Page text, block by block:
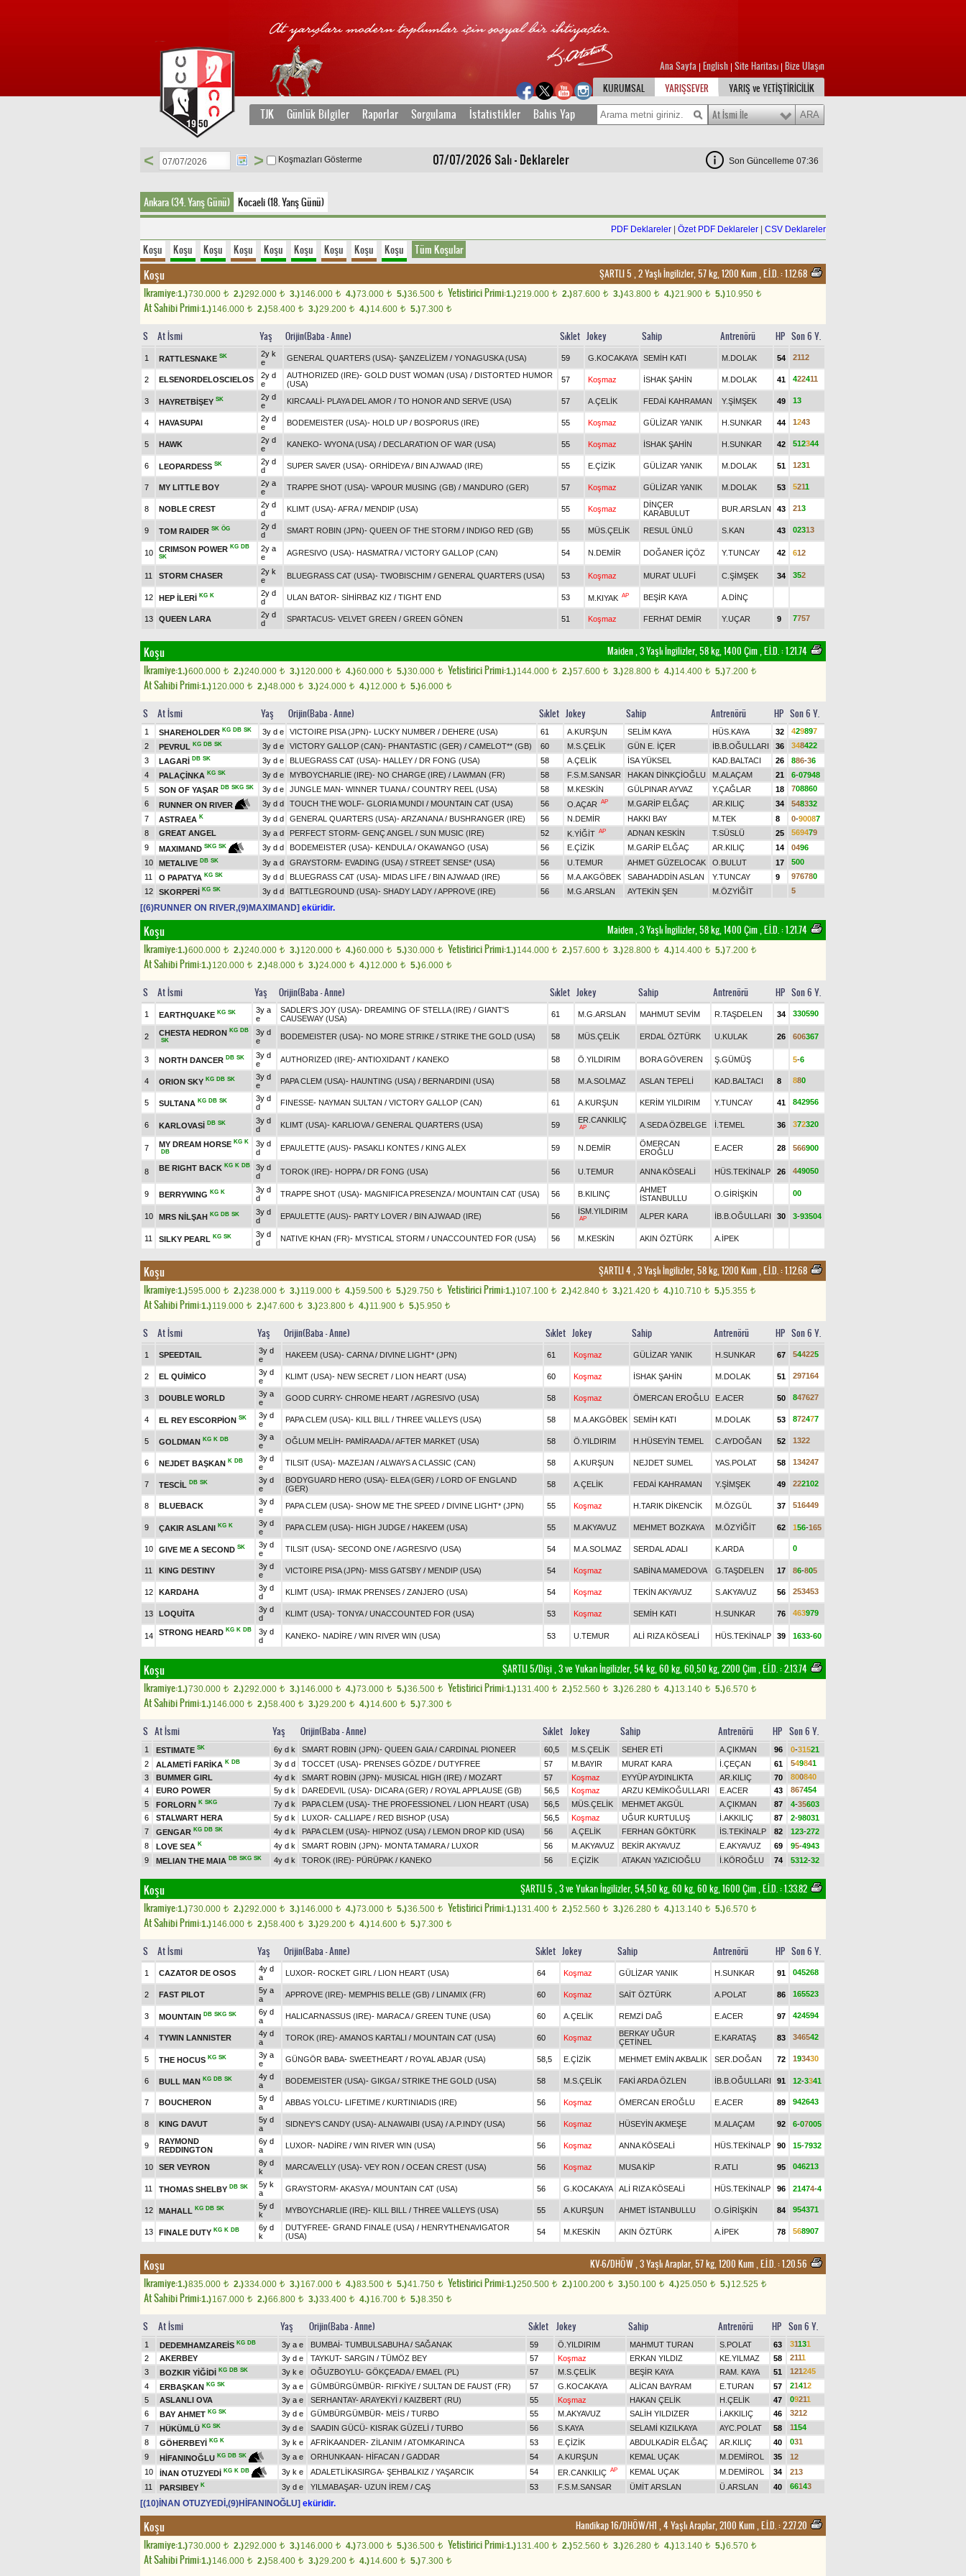
Ana Sayfa English Site Haritası Bize Ulaşın
KURUMSAL
YARIŞSEVER YARIŞ ve YETİŞTİRİCİLİK
TJK Günlük Bilgiler Raporlar Sorgulama İstatistikler Bahis Yap At İsmi İle
07/07/2026 Salı - Deklareler
< > Koşmazları Gösterme Son Güncelleme 07:36
Ankara (34. Yarış Günü) Kocaeli (18. Yarış Günü)
PDF Deklareler Özet PDF Deklareler CSV Deklareler
Koşu Koşu Koşu Koşu Koşu Koşu Koşu Koşu Koşu Tüm Koşular
Koşu ŞARTLI 5 , 2 Yaşlı İngilizler, 57 kg, 1200 Kum,E.İ.D. :1.12.68
Ikramiye:1.)730.000 t 2.)292.000 t 3.)146.000 t 4.)73.000 t 5.)36.500 t Yetistirici Primi:1.)219.000 t 2.)87.600 t 3.)43.800 t 4.)21.900 t 5.)10.950 t
At Sahibi Primi:1.)146.000 t 2.)58.400 t 3.)29.200 t 4.)14.600 t 5.)7.300 t
S At İsmi Yaş Orijin(Baba - Anne) Sıklet Jokey Sahip Antrenörü HP Son 6 Y.
1 RATTLESNAKE SK
2y k
e
GENERAL QUARTERS (USA)- ŞANZELİZEM / YONAGUSKA (USA) 59 G.KOCAKAYA SEMİH KATI M.DOLAK 54 2112
2 ELSENORDELOSCIELOS
2y d
e
AUTHORIZED (IRE)- GOLD DUST WOMAN (USA) / DISTORTED HUMOR
(USA)
57 Koşmaz İSHAK ŞAHİN M.DOLAK 41 422411
3 HAYRETBİŞEY SK
2y d
e
KIRCAALİ- PLAYA DEL AMOR / TO HONOR AND SERVE (USA) 57 A.ÇELİK FEDAİ KAHRAMAN Y.ŞİMŞEK 49 13
4 HAVASUPAI
2y d
e
BODEMEISTER (USA)- HOLD UP / BOSPORUS (IRE) 55 Koşmaz GÜLİZAR YANIK H.SUNKAR 44 1243
5 HAWK
2y d
e
KANEKO- WYONA (USA) / DECLARATION OF WAR (USA) 55 Koşmaz İSHAK ŞAHİN H.SUNKAR 42 512344
6 LEOPARDESS SK
2y d
d
SUPER SAVER (USA)- ORHİDEYA/ BIN AJWAAD (IRE) 55 E.ÇİZİK GÜLİZAR YANIK M.DOLAK 51 1231
7 MY LITTLE BOY
2y a
e
TRAPPE SHOT (USA)- VAPOUR MUSING (GB) / MANDURO (GER) 57 Koşmaz GÜLİZAR YANIK M.DOLAK 53 5211
8 NOBLE CREST
2y d
d
KLIMT (USA)-AFRA/ MENDIP (USA) 55 Koşmaz
DİNÇER
KARABULUT
BUR.ARSLAN 43 213
9 TOM RAIDER SK ÖG
2y d
d
SMART ROBIN (JPN)- QUEEN OF THE STORM / INDIGO RED (GB) 55 MÜS.ÇELİK RESUL ÜNLÜ S.KAN 43 02313
10 CRIMSON POWER KG DB
SK
2y a
e
AGRESIVO (USA)- HASMATRA/ VICTORY GALLOP (CAN) 54 N.DEMİR DOĞANER İÇÖZ Y.TUNCAY 42 612
11 STORM CHASER
2y k
e
BLUEGRASS CAT (USA)- TWOBISCHIM / GENERAL QUARTERS (USA) 53 Koşmaz MURAT ULUFİ C.ŞİMŞEK 34 352
12 HEP İLERİ KG K
2y d
d
ULAN BATOR- SİHİRBAZ KIZ / TIGHT END 53 M.KIYAK AP BEŞİR KAYA A.DİNÇ
13 QUEEN LARA
2y d
d
SPARTACUS- VELVET GREEN / GREEN GÖNEN 51 Koşmaz FERHAT DEMİR Y.UÇAR 9 7757
Koşu Maiden , 3 Yaşlı İngilizler, 58 kg, 1400 Çim,E.İ.D. :1.21.74
Ikramiye:1.)600.000 t 2.)240.000 t 3.)120.000 t 4.)60.000 t 5.)30.000 t Yetistirici Primi:1.)144.000 t 2.)57.600 t 3.)28.800 t 4.)14.400 t 5.)7.200 t
At Sahibi Primi:1.)120.000 t 2.)48.000 t 3.)24.000 t 4.)12.000 t 5.)6.000 t
S At İsmi Yaş Orijin(Baba - Anne) Sıklet Jokey Sahip Antrenörü HP Son 6 Y.
1 SHAREHOLDER KG DB SK 3y d e VICTOIRE PISA (JPN)- LUCKY NUMBER / DEHERE (USA) 61 A.KURŞUN SELİM KAYA HÜS.KAYA 32 429897
2
PEVRUL KG DB SK 3y d e VICTORY GALLOP (CAN)- PHANTASTIC (GER) / CAMELOT** (GB) 60 M.S.ÇELİK GÜN E. İÇER İB.B.OĞULLARI 36 348422
3
LAGARİ DB SK 3y d e BLUEGRASS CAT (USA)- HALLEY / DR FONG (USA) 58 A.ÇELİK İSA YÜKSEL KAD.BALTACI 26 886-36
4
PALAÇİNKA KG SK 3y d e MYBOYCHARLIE (IRE)- NO CHARGE (IRE) / LAWMAN (FR) 58 F.S.M.SANSAR HAKAN DİNKÇİOĞLU M.ALAÇAM 21 6-07948
5
SON OF YAŞAR DB SKG SK 3y d e JUNGLE MAN- WINNER TUANA/ COUNTRY REEL (USA) 58 M.KESKİN GÜLPINAR AYVAZ Y.ÇAĞLAR 18 708860
6
RUNNER ON RIVER 3y d d TOUCH THE WOLF- GLORIA MUNDI / MOUNTAIN CAT (USA) 56 O.AÇAR AP M.GARİP ELĞAÇ AR.KILIÇ 34 548332
7
ASTRAEA K 3y d d GENERAL QUARTERS (USA)-ARZANANA/ BUSHRANGER (IRE) 56 N.DEMİR HAKKI BAY M.TEK 8 0-90087
8
GREAT ANGEL 3y a d PERFECT STORM- GENÇ ANGEL / SUN MUSIC (IRE) 52 K.YİĞİT AP ADNAN KESKİN T.SÜSLÜ 25 569479
9
MAXIMAND SKG SK 3y d d BODEMEISTER (USA)- KENDULA/ OKAWANGO (USA) 56 E.ÇİZİK M.GARİP ELĞAÇ AR.KILIÇ 14 0496
10
METALIVE DB SK 3y a d GRAYSTORM- EVADING (USA) / STREET SENSE* (USA) 56 U.TEMUR AHMET GÜZELOCAK O.BULUT 17 500
11
O PAPATYA KG SK 3y d d BLUEGRASS CAT (USA)- MIDAS LIFE / BIN AJWAAD (IRE) 56 M.A.AKGÖBEK SABAHADDİN ASLAN Y.TUNCAY 9 976780
12
SKORPERİ KG SK 3y d d BATTLEGROUND (USA)- SHADY LADY /APPROVE (IRE) 56 M.G.ARSLAN AYTEKİN ŞEN M.ÖZYİĞİT 5
[(6)RUNNER ON RIVER,(9)MAXIMAND] eküridir.
Koşu Maiden , 3 Yaşlı İngilizler, 58 kg, 1400 Çim,E.İ.D. :1.21.74
Ikramiye:1.)600.000 t 2.)240.000 t 3.)120.000 t 4.)60.000 t 5.)30.000 t Yetistirici Primi:1.)144.000 t 2.)57.600 t 3.)28.800 t 4.)14.400 t 5.)7.200 t
At Sahibi Primi:1.)120.000 t 2.)48.000 t 3.)24.000 t 4.)12.000 t 5.)6.000 t
S At İsmi Yaş Orijin(Baba - Anne) Sıklet Jokey Sahip Antrenörü HP Son 6 Y.
1 EARTHQUAKE KG SK
3y a
e
SADLER'S JOY (USA)- DREAMING OF STELLA (IRE) / GIANT'S
CAUSEWAY (USA)
61 M.G.ARSLAN MAHMUT SEVİM R.TAŞDELEN 34 330590
2 CHESTA HEDRON KG DB
SK
3y d
e
BODEMEISTER (USA)- NO MORE STRIKE / STRIKE THE GOLD (USA) 58 MÜS.ÇELİK ERDAL ÖZTÜRK U.KULAK 26 606367
3 NORTH DANCER DB SK
3y d
e
AUTHORIZED (IRE)-ANTIOXIDANT / KANEKO 58 Ö.YILDIRIM BORA GÖVEREN Ş.GÜMÜŞ 5-6
4 ORION SKY KG DB SK
3y d
e
PAPA CLEM (USA)- HAUNTING (USA) / BERNARDINI (USA) 58 M.A.SOLMAZ ASLAN TEPELİ KAD.BALTACI 8 880
5 SULTANA KG DB SK
3y d
d
FINESSE- NAYMAN SULTAN / VICTORY GALLOP (CAN) 61 A.KURŞUN KERİM YILDIRIM Y.TUNCAY 41 842956
6 KARLOVASİ DB SK
3y d
d
KLIMT (USA)- KARLIOVA/ GENERAL QUARTERS (USA) 59
ER.CANKILIÇ
AP A.SEDA ÖZBELGE İ.TEMEL 36 372320
7 MY DREAM HORSE KG K
DB
3y d
d
EPAULETTE (AUS)- PASAKLI KONTES / KING ALEX 59 N.DEMİR
ÖMERCAN
EROĞLU
E.ACER 28 566900
8 BE RIGHT BACK KG K DB
3y d
d
TOROK (IRE)- HOPPA/ DR FONG (USA) 56 U.TEMUR ANNA KÖSEALİ HÜS.TEKİNALP 26 449050
9 BERRYWING KG K
3y d
d
TRAPPE SHOT (USA)- MAGNIFICA PRESENZA/ MOUNTAIN CAT (USA) 56 B.KILINÇ
AHMET
İSTANBULLU
O.GİRİŞKİN 00
10 MRS NİLŞAH KG DB SK
3y d
d
EPAULETTE (AUS)- PARTY LOVER / BIN AJWAAD (IRE) 56
İSM.YILDIRIM
AP ALPER KARA İB.B.OĞULLARI 30 3-93504
11 SILKY PEARL KG SK
3y d
d
NATIVE KHAN (FR)- MYSTICAL STORM / UNACCOUNTED FOR (USA) 56 M.KESKİN AKIN ÖZTÜRK A.İPEK
Koşu ŞARTLI 4 , 3 Yaşlı İngilizler, 58 kg, 1200 Kum,E.İ.D. :1.12.68
Ikramiye:1.)595.000 t 2.)238.000 t 3.)119.000 t 4.)59.500 t 5.)29.750 t Yetistirici Primi:1.)107.100 t 2.)42.840 t 3.)21.420 t 4.)10.710 t 5.)5.355 t
At Sahibi Primi:1.)119.000 t 2.)47.600 t 3.)23.800 t 4.)11.900 t 5.)5.950 t
S At İsmi Yaş Orijin(Baba - Anne) Sıklet Jokey Sahip Antrenörü HP Son 6 Y.
1 SPEEDTAIL
3y d
e
HAKEEM (USA)- CARNA/ DIVINE LIGHT* (JPN) 61 Koşmaz GÜLİZAR YANIK H.SUNKAR 67 544225
2 EL QUİMİCO
3y d
e
KLIMT (USA)- NEW SECRET / LION HEART (USA) 60 Koşmaz İSHAK ŞAHİN M.DOLAK 51 297164
3 DOUBLE WORLD
3y a
e
GOOD CURRY- CHROME HEART /AGRESIVO (USA) 58 Koşmaz ÖMERCAN EROĞLU E.ACER 50 847627
4 EL REY ESCORPİON SK
3y d
e
PAPA CLEM (USA)- KILL BILL / THREE VALLEYS (USA) 58 M.A.AKGÖBEK SEMİH KATI M.DOLAK 53 872477
5 GOLDMAN KG K DB
3y a
e
OĞLUM MELİH- PAMİRAADA/AFTER MARKET (USA) 58 Ö.YILDIRIM H.HÜSEYİN TEMEL C.AYDOĞAN 52 1322
6 NEJDET BAŞKAN K DB
3y d
e
TILSIT (USA)- MAZEJAN /ALWAYS A CLASSIC (CAN) 58 A.KURŞUN NEJDET SUMEL YAS.POLAT 58 134247
7 TESCİL DB SK
3y d
e
BODYGUARD HERO (USA)- ELEA (GER) / LORD OF ENGLAND
(GER)
58 A.ÇELİK FEDAİ KAHRAMAN Y.ŞİMŞEK 49 222102
8 BLUEBACK
3y d
e
PAPA CLEM (USA)- SHOW ME THE SPEED / DIVINE LIGHT* (JPN) 55 Koşmaz H.TARIK DİKENCİK M.ÖZGÜL 37 516449
9 ÇAKIR ASLANI KG K
3y d
e
PAPA CLEM (USA)- HIGH JUDGE / HAKEEM (USA) 55 M.AKYAVUZ MEHMET BOZKAYA M.ÖZYİĞİT 62 156-165
10 GIVE ME A SECOND SK
3y d
e
TILSIT (USA)- SECOND ONE /AGRESIVO (USA) 54 M.A.SOLMAZ SERDAL ADALI K.ARDA 0
11 KING DESTINY
3y d
e
VICTOIRE PISA (JPN)- MISS GATSBY / MENDIP (USA) 54 Koşmaz SABİNA MAMEDOVA G.TAŞDELEN 17 86-805
12 KARDAHA
3y d
d
KLIMT (USA)- IRMAK PRENSES / ZANJERO (USA) 54 Koşmaz TEKİN AKYAVUZ S.AKYAVUZ 56 253453
13 LOQUİTA
3y d
d
KLIMT (USA)- TONYA/ UNACCOUNTED FOR (USA) 53 Koşmaz SEMİH KATI H.SUNKAR 76 463979
14 STRONG HEARD KG K DB
3y d
d
KANEKO- NADİRE / WIN RIVER WIN (USA) 53 U.TEMUR ALİ RIZA KÖSEALİ HÜS.TEKİNALP 39 1633-60
Koşu ŞARTLI 5/Dişi , 3 ve Yukarı İngilizler, 54 kg, 60 kg, 60,50 kg, 2200 Çim,E.İ.D. :2.13.74
Ikramiye:1.)730.000 t 2.)292.000 t 3.)146.000 t 4.)73.000 t 5.)36.500 t Yetistirici Primi:1.)131.400 t 2.)52.560 t 3.)26.280 t 4.)13.140 t 5.)6.570 t
At Sahibi Primi:1.)146.000 t 2.)58.400 t 3.)29.200 t 4.)14.600 t 5.)7.300 t
S At İsmi Yaş Orijin(Baba - Anne) Sıklet Jokey Sahip Antrenörü HP Son 6 Y.
1 ESTIMATE SK 6y d k SMART ROBIN (JPN)- QUEEN GAIA/ CARDINAL PIONEER 60,5 M.S.ÇELİK SEHER ETİ A.ÇIKMAN 96 0-31521
2
ALAMETİ FARİKA K DB 3y d d TOCCET (USA)- PRENSES GÖZDE / DUTYFREE 57 M.BAYIR MURAT KARA İ.ÇEÇAN 61 549841
3
BUMMER GIRL 4y d k SMART ROBIN (JPN)- MUSICAL HIGH (IRE) / MOZART 57 Koşmaz EYYÜP AYDINLIKTA AR.KILIÇ 70 800840
4
EURO POWER 5y d k DAREDEVIL (USA)- DICARA (GER) / ROYAL APPLAUSE (GB) 56,5 Koşmaz ARZU KEMİKOĞULLARI E.ACER 43 867454
5
FORLORN K SKG 7y d k PAPA CLEM (USA)- THE PROFESSIONEL / LION HEART (USA) 56,5 MÜS.ÇELİK MEHMET AKGÜL A.ÇIKMAN 87 4-35603
6
STALWART HERA 5y d k LUXOR- CALLIAPE / RED BISHOP (USA) 56,5 Koşmaz UĞUR KURTULUŞ İ.AKKILIÇ 87 2-98031
7
GENGAR KG DB SK 4y d k PAPA CLEM (USA)- HIPNOZ (USA) / LEMON DROP KID (USA) 56 A.ÇELİK FERHAN GÖKTÜRK İS.TEKİNALP 82 123-272
8
LOVE SEA K 4y d k SMART ROBIN (JPN)- MONTA TAMARA/ LUXOR 56 M.AKYAVUZ BEKİR AKYAVUZ E.AKYAVUZ 69 95-4943
9
MELIAN THE MAIA DB SKG SK 4y d k TOROK (IRE)- PÜRÜPAK / KANEKO 56 E.ÇİZİK ATAKAN YAZICIOĞLU İ.KÖROĞLU 74 5312-32
Koşu ŞARTLI 5 , 3 ve Yukarı İngilizler, 54,50 kg, 60 kg, 60 kg, 1600 Çim,E.İ.D. :1.33.82
Ikramiye:1.)730.000 t 2.)292.000 t 3.)146.000 t 4.)73.000 t 5.)36.500 t Yetistirici Primi:1.)131.400 t 2.)52.560 t 3.)26.280 t 4.)13.140 t 5.)6.570 t
At Sahibi Primi:1.)146.000 t 2.)58.400 t 3.)29.200 t 4.)14.600 t 5.)7.300 t
S At İsmi Yaş Orijin(Baba - Anne) Sıklet Jokey Sahip Antrenörü HP Son 6 Y.
1 CAZATOR DE OSOS
4y d
a
LUXOR- ROCKET GIRL / LION HEART (USA) 64 Koşmaz GÜLİZAR YANIK H.SUNKAR 91 045268
2 FAST PILOT
5y a
a
APPROVE (IRE)- MEMPHIS BELLE (GB) / LINAMIX (FR) 60 Koşmaz SAİT ÖZTÜRK A.POLAT 86 165523
3 MOUNTAIN DB SKG SK
6y d
a
HALICARNASSUS (IRE)- MARACA/ GREEN TUNE (USA) 60 A.ÇELİK REMZİ DAĞ E.ACER 97 424594
4 TYWIN LANNISTER
4y d
a
TOROK (IRE)-AMANOS KARTALI / MOUNTAIN CAT (USA) 60 Koşmaz
BERKAY UĞUR
ÇETİNEL
E.KARATAŞ 83 346542
5 THE HOCUS KG SK
3y a
e
GÜNGÖR BABA- SWEETHEART / ROYAL ABJAR (USA) 58,5 E.ÇİZİK MEHMET EMİN AKBALIK SER.DOĞAN 72 193430
6 BULL MAN KG DB SK
4y d
a
BODEMEISTER (USA)- GIKGA/ STRIKE THE GOLD (USA) 58 M.S.ÇELİK FAKİ ARDA ÖZLEN İB.B.OĞULLARI 91 12-3341
7 BOUCHERON
5y d
a
ABBAS YOLCU- LIFETIME / KURTINIADIS (IRE) 56 Koşmaz ÖMERCAN EROĞLU E.ACER 89 942643
8 KING DAVUT
5y d
a
SIDNEY'S CANDY (USA)-ALNAWAIBI (USA) /A.P.INDY (USA) 56 Koşmaz HÜSEYİN AKMEŞE M.ALAÇAM 92 6-07005
9
RAYMOND
REDDINGTON
6y d
a
LUXOR- NADİRE / WIN RIVER WIN (USA) 56 Koşmaz ANNA KÖSEALİ HÜS.TEKİNALP 90 15-7932
10 SER VEYRON
8y d
k
MARCAVELLY (USA)- VEY RON / OCEAN CREST (USA) 56 Koşmaz MUSA KİP R.ATLI 95 046213
11 THOMAS SHELBY DB SK
5y k
a
GRAYSTORM-AKASYA/ MOUNTAIN CAT (USA) 56 G.KOCAKAYA ALİ RIZA KÖSEALİ HÜS.TEKİNALP 96 21474-4
12 MAHALL KG DB SK
5y d
k
MYBOYCHARLIE (IRE)- KILL BILL / THREE VALLEYS (USA) 55 A.KURŞUN AHMET İSTANBULLU O.GİRİŞKİN 84 954371
13 FINALE DUTY KG K DB
6y d
k
DUTYFREE- GRAND FINALE (USA) / HENRYTHENAVIGATOR
(USA)
54 M.KESKİN AKIN ÖZTÜRK A.İPEK 78 568907
Koşu KV-6/DHÖW , 3 Yaşlı Araplar, 57 kg, 1200 Kum,E.İ.D. :1.20.56
Ikramiye:1.)835.000 t 2.)334.000 t 3.)167.000 t 4.)83.500 t 5.)41.750 t Yetistirici Primi:1.)250.500 t 2.)100.200 t 3.)50.100 t 4.)25.050 t 5.)12.525 t
At Sahibi Primi:1.)167.000 t 2.)66.800 t 3.)33.400 t 4.)16.700 t 5.)8.350 t
S At İsmi Yaş Orijin(Baba - Anne) Sıklet Jokey Sahip Antrenörü HP Son 6 Y.
1 DEDEMHAMZAREİS KG DB 3y a e BUMBAİ- TUMBULSABUHA/ SAĞANAK 59 Ö.YILDIRIM MAHMUT TURAN S.POLAT 63 31131
2
AKERBEY 3y d e TAYKUT- SARGIN / TÜMÖZ BEY 57 Koşmaz ERKAN YILDIZ KE.YILMAZ 58 2111
3
BOZKIR YİĞİDİ KG DB SK 3y k e OĞUZBOYLU- GÖKÇEADA/ EMAEL (PL) 57 M.S.ÇELİK BEŞİR KAYA RAM. KAYA 51 121245
4
ERBAŞKAN KG SK 3y a e GÜMBÜRGÜMBÜR- RIFKİYE / SULTAN DE FAUST (FR) 57 G.KOCAKAYA ALİCAN BAYRAM E.TURAN 57 21412
5
ASLANLI OVA 3y a e SERHANTAY-ARAYEKYİ / KAIZBERT (RU) 55 Koşmaz HAKAN ÇELİK H.ÇELİK 47 09211
6
BAY AHMET KG SK 3y d e GÜMBÜRGÜMBÜR- MEİS / TURBO 55 M.AKYAVUZ SALİH YILDIZER İ.AKKILIÇ 46 3212
7
HÜKÜMLÜ KG SK 3y d e SAADIN GÜCÜ- KISRAK GÜZELİ / TURBO 56 S.KAYA SELAMİ KIZILKAYA AYC.POLAT 58 1154
8
GÖHERBEYİ KG K 3y k e AFRİKAANDER- ZİLANIM /ATOMKARINCA 53 E.ÇİZİK ABDULKADİR ELĞAÇ AR.KILIÇ 40 031
9
HİFANINOĞLU KG DB SK 3y a e ORHUNKAAN- HİFACAN / GADDAR 54 A.KURŞUN KEMAL UÇAK M.DEMİROL 35 12
10
İNAN OTUZYEDİ KG K DB 3y k e ADALETLİKASIRGA- ŞEHBALKIZ / YAŞARCIK 54 ER.CANKILIÇ AP KEMAL UÇAK M.DEMİROL 34 213
11
PARSIBEY K 3y d e YILMABAŞAR- UZUN İREM / CAŞ 53 F.S.M.SANSAR ÜMİT ARSLAN Ü.ARSLAN 40 66143
[(10)İNAN OTUZYEDİ,(9)HİFANINOĞLU] eküridir.
Koşu Handikap 16/DHÖW/H1 , 4 Yaşlı Araplar, 2100 Kum,E.İ.D. :2.27.20
Ikramiye:1.)730.000 t 2.)292.000 t 3.)146.000 t 4.)73.000 t 5.)36.500 t Yetistirici Primi:1.)131.400 t 2.)52.560 t 3.)26.280 t 4.)13.140 t 5.)6.570 t
At Sahibi Primi:1.)146.000 t 2.)58.400 t 3.)29.200 t 4.)14.600 t 5.)7.300 t